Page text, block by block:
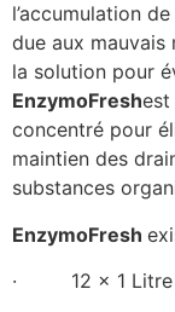
l’accumulation
due aux mauvais
la solution pour
EnzymoFreshest
concentré pour
maintien des
substances
EnzymoFresh
· 12 x 1 Litre